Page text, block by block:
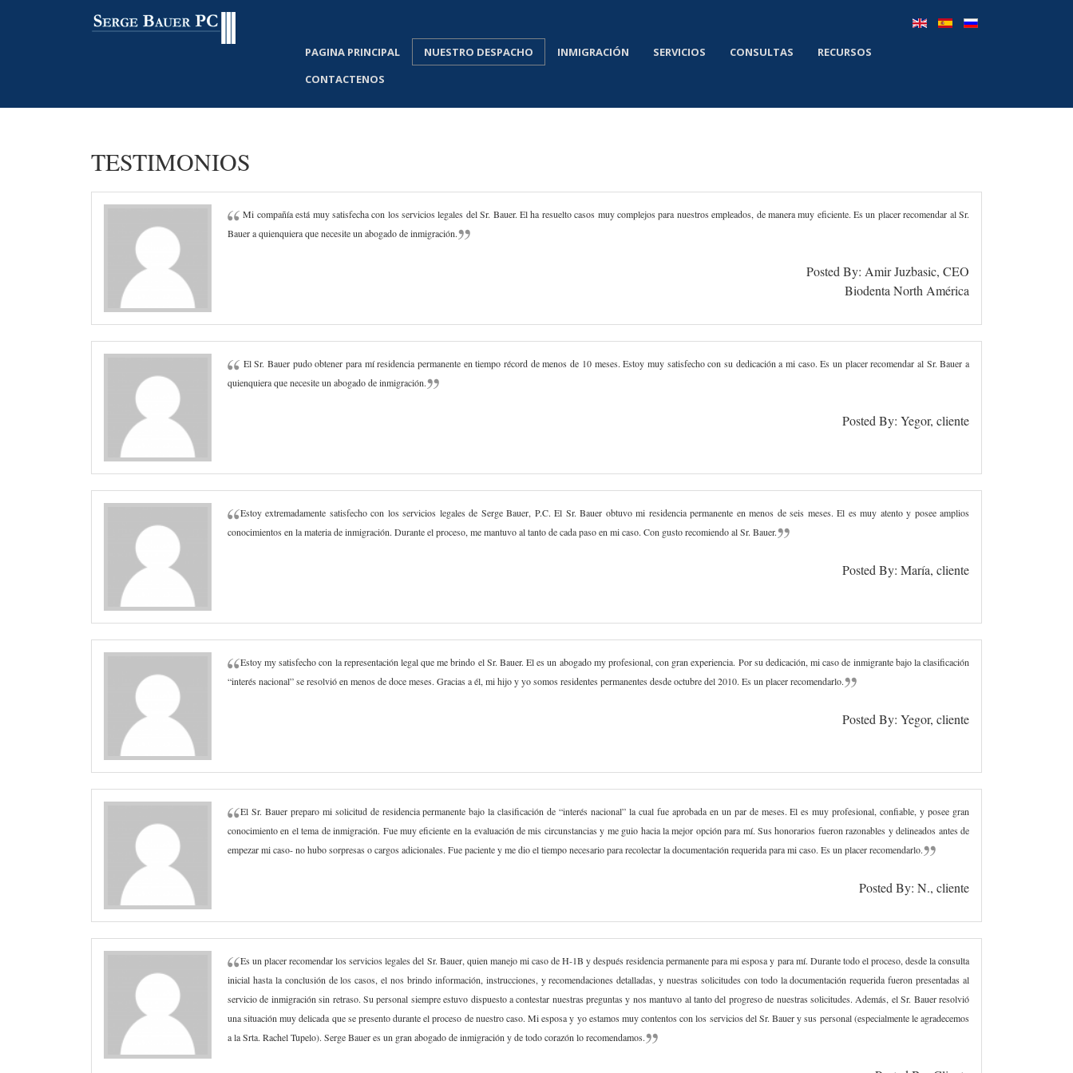
PAGINA PRINCIPAL NUESTRO DESPACHO INMIGRACIÓN SERVICIOS CONSULTAS
RECURSOS
CONTACTENOS
TESTIMONIOS
Mi compañía está muy satisfecha con los servicios legales del Sr. Bauer. El ha resuelto casos muy complejos para nuestros empleados, de manera muy eficiente. Es un placer recomendar al Sr.
Bauer a quienquiera que necesite un abogado de inmigración.
Posted By: Amir Juzbasic, CEO
Biodenta North América
El Sr. Bauer pudo obtener para mí residencia permanente en tiempo récord de menos de 10 meses. Estoy muy satisfecho con su dedicación a mi caso. Es un placer recomendar al Sr. Bauer a
quienquiera que necesite un abogado de inmigración.
Posted By: Yegor, cliente
Estoy extremadamente satisfecho con los servicios legales de Serge Bauer, P.C. El Sr. Bauer obtuvo mi residencia permanente en menos de seis meses. El es muy atento y posee amplios
conocimientos en la materia de inmigración. Durante el proceso, me mantuvo al tanto de cada paso en mi caso. Con gusto recomiendo al Sr. Bauer.
Posted By: María, cliente
Estoy my satisfecho con la representación legal que me brindo el Sr. Bauer. El es un abogado my profesional, con gran experiencia. Por su dedicación, mi caso de inmigrante bajo la clasificación
“interés nacional” se resolvió en menos de doce meses. Gracias a él, mi hijo y yo somos residentes permanentes desde octubre del 2010. Es un placer recomendarlo.
Posted By: Yegor, cliente
El Sr. Bauer preparo mi solicitud de residencia permanente bajo la clasificación de “interés nacional” la cual fue aprobada en un par de meses. El es muy profesional, confiable, y posee gran
conocimiento en el tema de inmigración. Fue muy eficiente en la evaluación de mis circunstancias y me guio hacia la mejor opción para mí. Sus honorarios fueron razonables y delineados antes de
empezar mi caso- no hubo sorpresas o cargos adicionales. Fue paciente y me dio el tiempo necesario para recolectar la documentación requerida para mi caso. Es un placer recomendarlo.
Posted By: N., cliente
Es un placer recomendar los servicios legales del Sr. Bauer, quien manejo mi caso de H-1B y después residencia permanente para mi esposa y para mí. Durante todo el proceso, desde la consulta
inicial hasta la conclusión de los casos, el nos brindo información, instrucciones, y recomendaciones detalladas, y nuestras solicitudes con todo la documentación requerida fueron presentadas al
servicio de inmigración sin retraso. Su personal siempre estuvo dispuesto a contestar nuestras preguntas y nos mantuvo al tanto del progreso de nuestras solicitudes. Además, el Sr. Bauer resolvió
una situación muy delicada que se presento durante el proceso de nuestro caso. Mi esposa y yo estamos muy contentos con los servicios del Sr. Bauer y sus personal (especialmente le agradecemos
a la Srta. Rachel Tupelo). Serge Bauer es un gran abogado de inmigración y de todo corazón lo recomendamos.